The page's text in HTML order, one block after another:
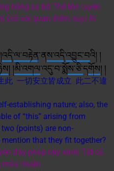
hống sư tử| Thế tôn tuyên
Đối với quan điểm này| Ai
འདི་ལ་བརྟེན་ནས་འདི་འབྱུང་བའི། །
། །མི་འགལ་འདུ་བ་སྨོས་ཅི་དགོས། །
此 一切安立皆成立 此二不違
establishing nature; also, the
of “this” arising from
two (points) are non-
that they fit together?
đây pháp này sinh| Tất cả
mâu thuẫn.